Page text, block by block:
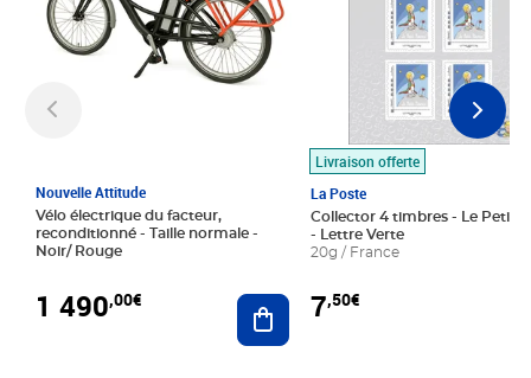
Nouvelle Attitude
Vélo électrique du facteur,
reconditionné - Taille normale -
Noir/ Rouge
1 490,00€ Ajouter au panier
Livraison offerte
La Poste
Collector 4 timbres - Le Petit
- Lettre Verte
20g / France
7,50€